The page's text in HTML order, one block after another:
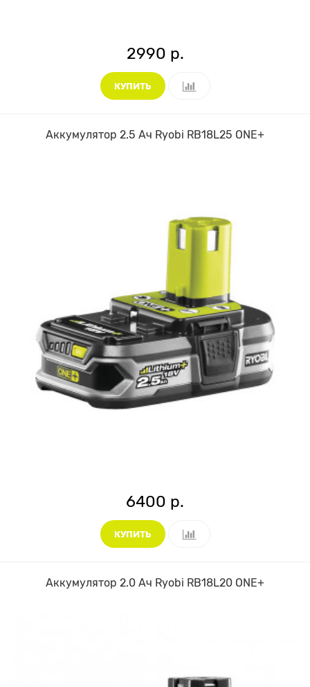
2990 р.
КУПИТЬ
Аккумулятор 2.5 Ач Ryobi RB18L25 ONE+
6400 р.
КУПИТЬ
Аккумулятор 2.0 Ач Ryobi RB18L20 ONE+